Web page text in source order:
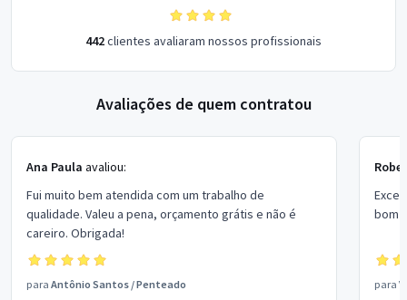
442clientes avaliaram nossos profissionais
Avaliações de quem contratou
Ana Paula avaliou:
Fui muito bem atendida com um trabalho de
qualidade. Valeu a pena, orçamento grátis e não é
careiro. Obrigada!
para Antônio Santos /Penteado
bom
para